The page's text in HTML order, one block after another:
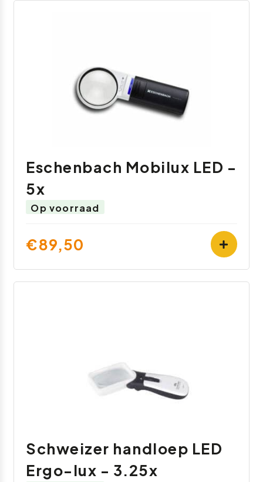
Eschenbach Mobilux LED -
5x
Op voorraad
€89,50
Schweizer handloep LED
Ergo-lux - 3.25x